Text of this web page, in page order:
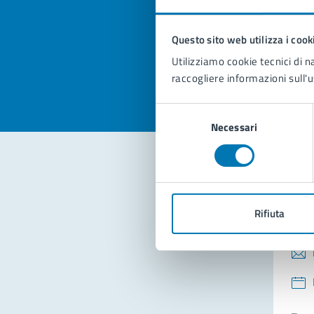
Questo sito web utilizza i
Utilizziamo cookie tecnici di
raccogliere informazioni
del
Necessari
Rifiuta
Valuta la